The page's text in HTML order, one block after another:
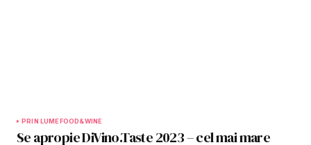
PRIN LUMEFOOD&WINE
Se apropie DiVino.Taste 2023 – cel mai mare